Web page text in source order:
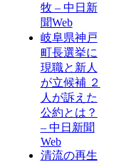
牧 – 中日新
聞Web
岐阜県神戸
町長選挙に
現職と新人
が立候補 ２
人が訴えた
公約とは？
– 中日新聞
Web
清流の再生